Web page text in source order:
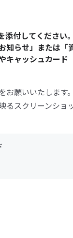
添付してください
知らせ」または
キャッシュカード
願いいたします。
スクリーンショ